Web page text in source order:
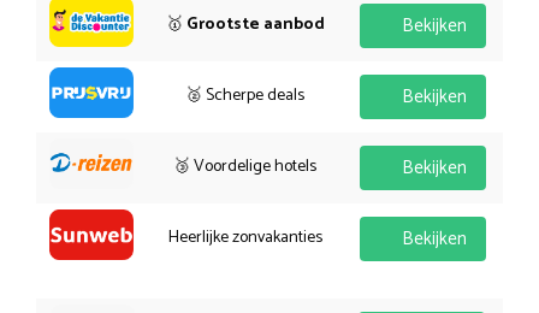
🥇 Grootste aanbod Bekijken
🥈 Scherpe deals Bekijken
🥉 Voordelige hotels Bekijken
Heerlijke zonvakanties Bekijken